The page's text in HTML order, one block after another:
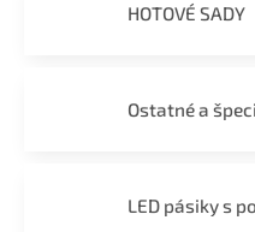
HOTOVÉ SADY
Ostatné a
LED pásiky s